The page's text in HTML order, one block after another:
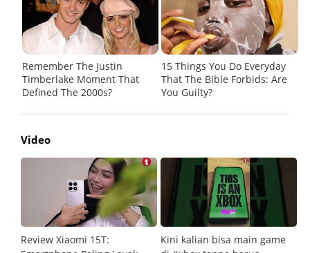
Video
Review Xiaomi 15T:
Kini kalian bisa main game